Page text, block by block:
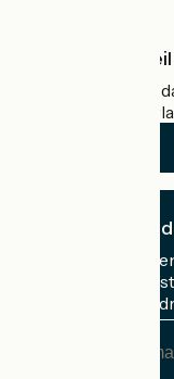
Was ist
Accueil Vélo ist
Radfahrer im
Ich abonniere
Erhalten Sie
Rad in Ihrem
Meine E-Mail-